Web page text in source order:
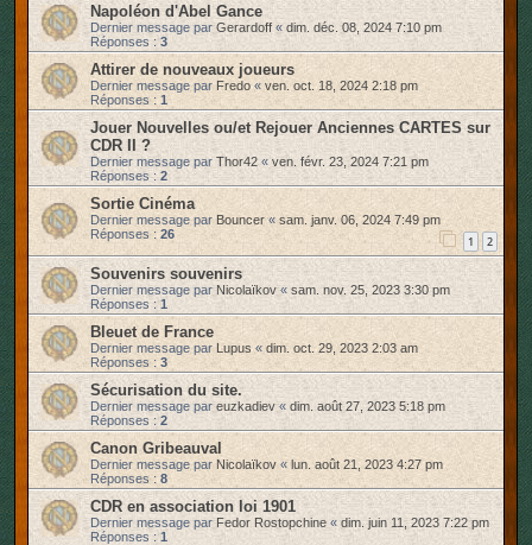
Napoléon d'Abel Gance
Dernier message parGerardoff « dim. déc. 08, 2024 7:10 pm
Réponses : 3
Attirer de nouveaux joueurs
Dernier message par Fredo« ven. oct. 18, 2024 2:18 pm
Réponses : 1
Jouer Nouvelles ou/et Rejouer Anciennes CARTES sur
CDR II ?
Dernier message par Thor42« ven. févr. 23, 2024 7:21 pm
Réponses : 2
Sortie Cinéma
Dernier message par Bouncer« sam. janv. 06, 2024 7:49 pm
Réponses : 26 1 2
Souvenirs souvenirs
Dernier message parNicolaïkov« sam. nov. 25, 2023 3:30 pm
Réponses : 1
Bleuet de France
Dernier message par Lupus« dim. oct. 29, 2023 2:03 am
Réponses : 3
Sécurisation du site.
Dernier message pareuzkadiev« dim. août 27, 2023 5:18 pm
Réponses : 2
Canon Gribeauval
Dernier message par Nicolaïkov « lun. août 21, 2023 4:27 pm
Réponses : 8
CDR en association loi 1901
Dernier message parFedor Rostopchine « dim. juin 11, 2023 7:22 pm
Réponses : 1